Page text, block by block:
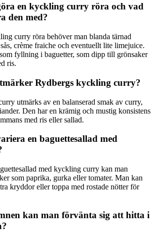
en kyckling curry röra och vad
den med?
curry röra behöver man blanda tärnad
crème fraiche och eventuellt lite limejuice.
fyllning i baguetter, som dipp till grönsaker
ris.
Rydbergs kyckling curry?
utmärks av en balanserad smak av curry,
Den har en krämig och mustig konsistens
med ris eller sallad.
en baguettesallad med
med kyckling curry kan man
som paprika, gurka eller tomater. Man kan
kryddor eller toppa med rostade nötter för
kan man förvänta sig att hitta i